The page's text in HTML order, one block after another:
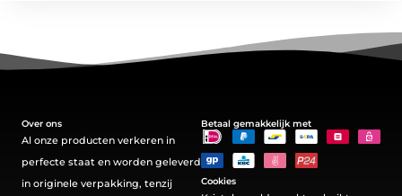
Over ons
Al onze producten verkeren in
perfecte staat en worden geleverd
in originele verpakking, tenzij
Betaal gemakkelijk met
Cookies